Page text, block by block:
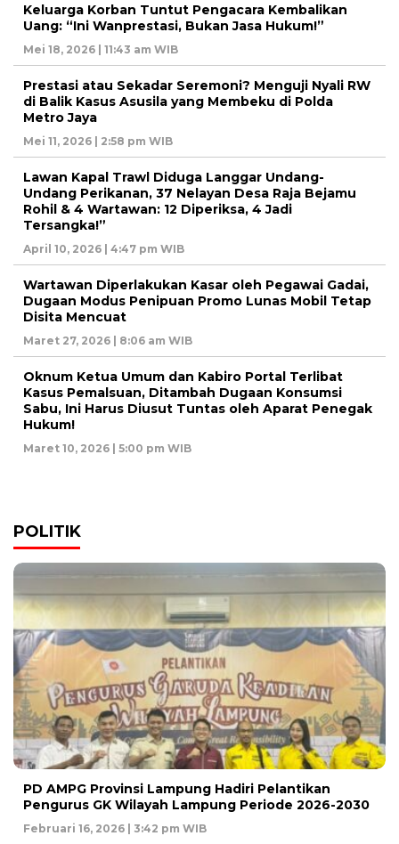
Keluarga Korban Tuntut Pengacara Kembalikan
Uang: “Ini Wanprestasi, Bukan Jasa Hukum!”
Mei 18, 2026 | 11:43 am WIB
Prestasi atau Sekadar Seremoni? Menguji Nyali RW
di Balik Kasus Asusila yang Membeku di Polda
Metro Jaya
Mei 11, 2026 | 2:58 pm WIB
Lawan Kapal Trawl Diduga Langgar Undang-
Undang Perikanan, 37 Nelayan Desa Raja Bejamu
Rohil & 4 Wartawan: 12 Diperiksa, 4 Jadi
Tersangka!”
April 10, 2026 | 4:47 pm WIB
Wartawan Diperlakukan Kasar oleh Pegawai Gadai,
Dugaan Modus Penipuan Promo Lunas Mobil Tetap
Disita Mencuat
Maret 27, 2026 | 8:06 am WIB
Oknum Ketua Umum dan Kabiro Portal Terlibat
Kasus Pemalsuan, Ditambah Dugaan Konsumsi
Sabu, Ini Harus Diusut Tuntas oleh Aparat Penegak
Hukum!
Maret 10, 2026 | 5:00 pm WIB
POLITIK
PD AMPG Provinsi Lampung Hadiri Pelantikan
Pengurus GK Wilayah Lampung Periode 2026-2030
Februari 16, 2026 | 3:42 pm WIB